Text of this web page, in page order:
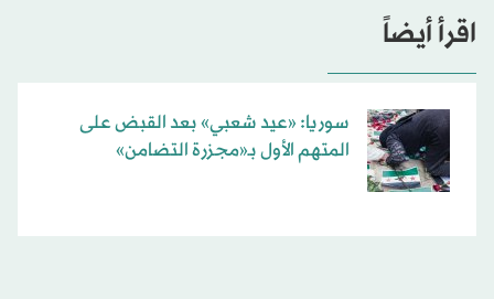
اقرأ أيضاً
سوريا: «عيد شعبي» بعد القبض على
المتهم الأول بـ«مجزرة التضامن»